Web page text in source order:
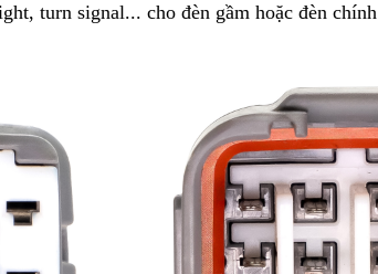
turn signal... cho đèn gầm hoặc đèn chính